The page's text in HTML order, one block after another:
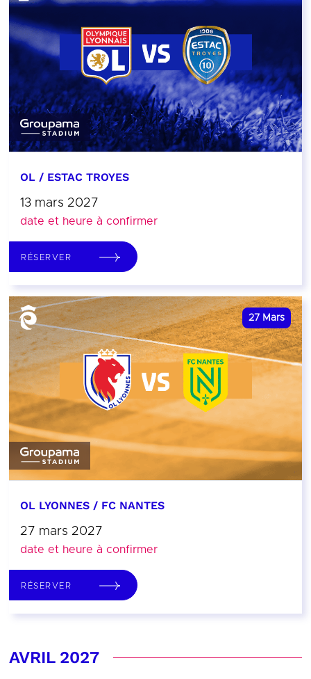
OL / ESTAC TROYES
13 mars 2027
date et heure à confirmer
RÉSERVER
27 Mars
OL LYONNES / FC NANTES
27 mars 2027
date et heure à confirmer
RÉSERVER
AVRIL 2027